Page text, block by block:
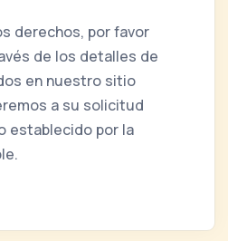
derechos, por favor
de los detalles de
en nuestro sitio
a su solicitud
establecido por la